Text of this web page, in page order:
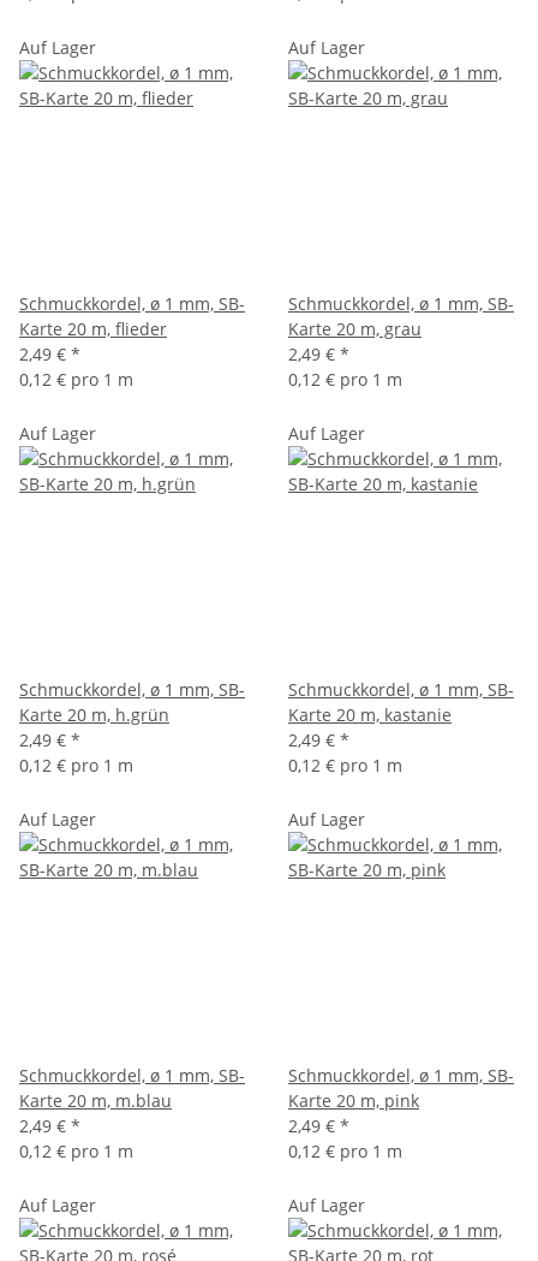
Auf Lager
Schmuckkordel, ø 1 mm, SB-
Karte 20 m, flieder
2,49 € *
0,12 € pro 1 m
Auf Lager
Schmuckkordel, ø 1 mm, SB-
Karte 20 m, grau
2,49 € *
0,12 € pro 1 m
Auf Lager
Schmuckkordel, ø 1 mm, SB-
Karte 20 m, h.grün
2,49 € *
0,12 € pro 1 m
Auf Lager
Schmuckkordel, ø 1 mm, SB-
Karte 20 m, kastanie
2,49 € *
0,12 € pro 1 m
Auf Lager
Schmuckkordel, ø 1 mm, SB-
Karte 20 m, m.blau
2,49 € *
0,12 € pro 1 m
Auf Lager
Schmuckkordel, ø 1 mm, SB-
Karte 20 m, pink
2,49 € *
0,12 € pro 1 m
Auf Lager Auf Lager